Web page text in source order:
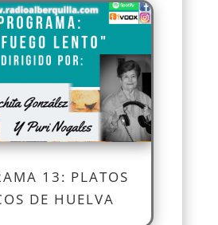
13: PLATOS
DE HUELVA